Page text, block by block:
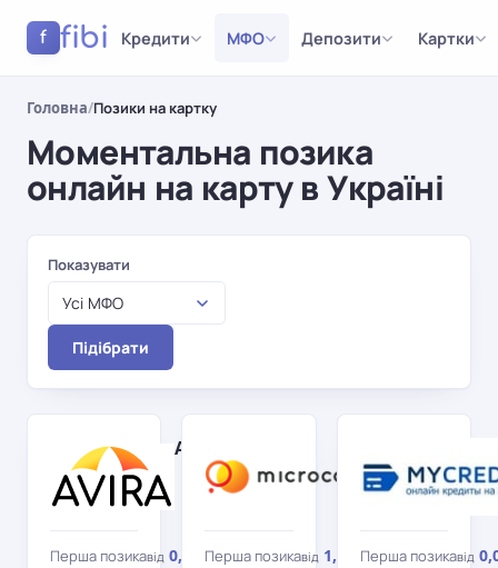
f fibi Кредити МФО Депозити Картки
Головна/Позики на картку
Моментальна позика
онлайн на карту в Україні
Показувати
Усі МФО
Підібрати
AviraCredit
Перша позикавід 0,72%/день
Перша позикавід 1,5% /день
Перша позикавід